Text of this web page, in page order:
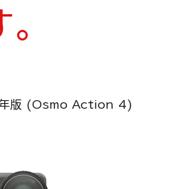
版 (Osmo Action 4)